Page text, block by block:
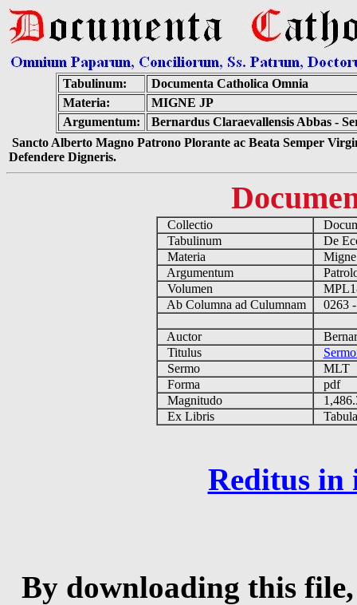
Tabulinum:
Documenta Catholica Omnia
Materia:
MIGNE JP
Argumentum:
Bernardus Claraevallensis Abbas -
Sancto Alberto Magno Patrono Plorante ac Beata Semper
Defendere Digneris.
Collectio
Tabulinum
De
Materia
Argumentum
Volumen
Ab Columna ad Culumnam
0263
Auctor
Titulus
Sermo
MLT
Forma
pdf
Magnitudo
Ex Libris
Reditus in
By downloading this